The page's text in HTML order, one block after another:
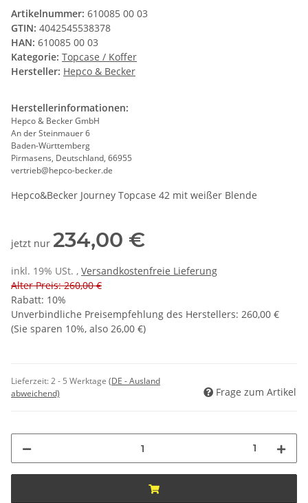
Artikelnummer: 610085 00 03
GTIN: 4042545538378
HAN: 610085 00 03
Kategorie: Topcase / Koffer
Hersteller: Hepco & Becker
Herstellerinformationen:
Hepco & Becker GmbH
An der Steinmauer 6
Baden-Württemberg
Pirmasens, Deutschland, 66955
vertrieb@hepco-becker.de
Hepco&Becker Journey Topcase 42 mit weißer Blende
jetzt nur 234,00 €
inkl. 19% USt. , Versandkostenfreie Lieferung
Alter Preis: 260,00 €
Rabatt: 10%
Unverbindliche Preisempfehlung des Herstellers: 260,00 €
(Sie sparen 10%, also 26,00 €)
Lieferzeit:2 - 5 Werktage (DE - Ausland
abweichend)
Frage zum Artikel
1